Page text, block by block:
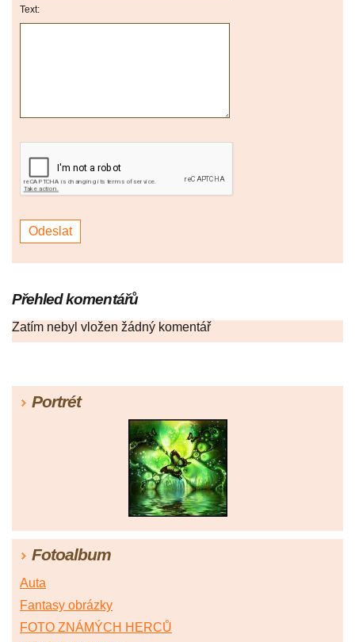
Text:
Přehled komentářů
Zatím nebyl vložen žádný komentář
Portrét
Fotoalbum
Auta
Fantasy obrázky
FOTO ZNÁMÝCH HERCŮ